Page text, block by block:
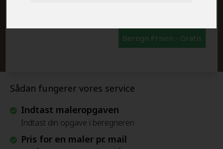
Sådan fungerer vores service
Indtast maleropgaven
Indtast din opgave i beregneren
Pris for en maler pr. mail
Beregn Prisen - Gratis